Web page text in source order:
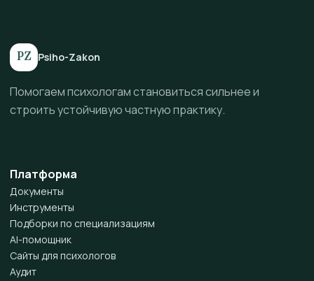
PZ Psiho-Zakon
Помогаем психологам становиться сильнее и
строить устойчивую частную практику.
Платформа
Документы
Инструменты
Подборки по специализациям
AI-помощник
Сайты для психологов
Аудит